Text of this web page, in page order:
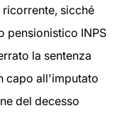
sicché
pensionistico INPS
la sentenza
capo all'imputato
del decesso